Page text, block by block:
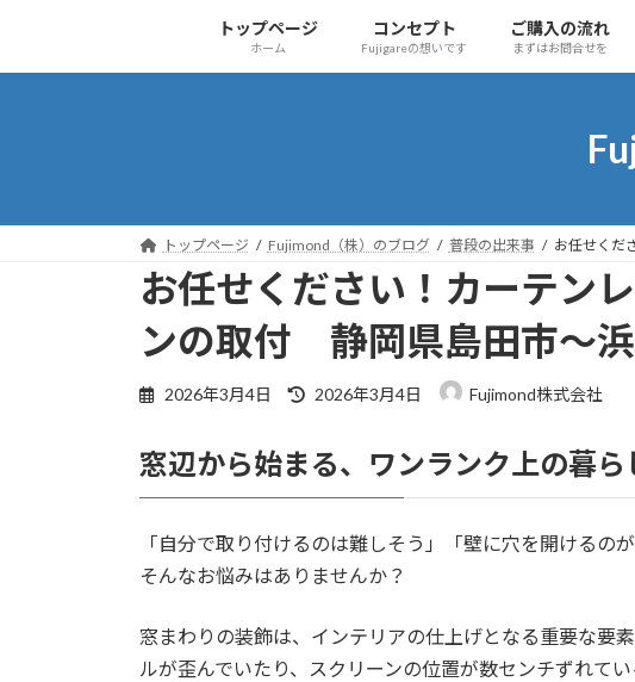
テ
ゲ
トップページ
ホーム
コンセプト
Fujigareの想いです
ご購入の流れ
まずはお問合せを
トップページ Fujimond（株）のブログ 普段の出来事 お任せくだ
お任せください！カーテン
ンの取付 静岡県島田市～
2026年3月4日
最
新
日
2026年3月4日 Fujimond株式会社
窓辺から始まる、ワンランク上の暮ら
「自分で取り付けるのは難しそう」「壁に穴を開けるの
そんなお悩みはありませんか？
窓まわりの装飾は、インテリアの仕上げとなる重要な要
ルが歪んでいたり、スクリーンの位置が数センチずれて